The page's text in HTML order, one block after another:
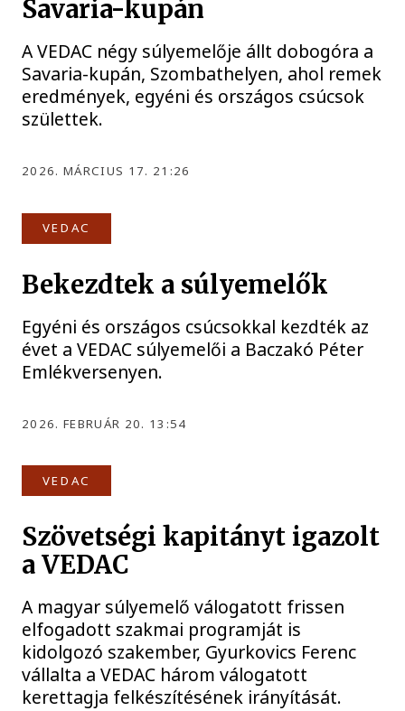
Savaria-kupán
A VEDAC négy súlyemelője állt dobogóra a
Savaria-kupán, Szombathelyen, ahol remek
eredmények, egyéni és országos csúcsok
születtek.
2026. MÁRCIUS 17. 21:26
VEDAC
Bekezdtek a súlyemelők
Egyéni és országos csúcsokkal kezdték az
évet a VEDAC súlyemelői a Baczakó Péter
Emlékversenyen.
2026. FEBRUÁR 20. 13:54
VEDAC
Szövetségi kapitányt igazolt
a VEDAC
A magyar súlyemelő válogatott frissen
elfogadott szakmai programját is
kidolgozó szakember, Gyurkovics Ferenc
vállalta a VEDAC három válogatott
kerettagja felkészítésének irányítását.